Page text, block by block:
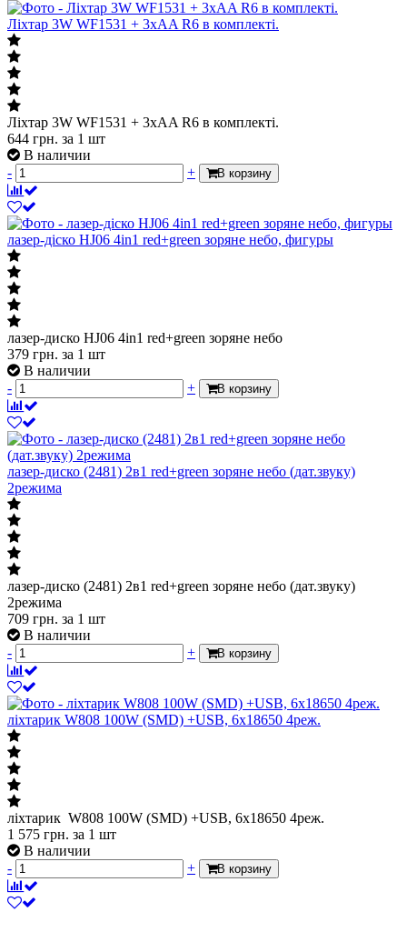
Ліхтар 3W WF1531 + 3xAA R6 в комплекті.
Ліхтар 3W WF1531 + 3xAA R6 в комплекті.
644 грн. за 1 шт
В наличии
-
+ В корзину
лазер-діско HJ06 4in1 red+green зоряне небо, фигуры
лазер-диско HJ06 4in1 red+green зоряне небо
379 грн. за 1 шт
В наличии
-
+ В корзину
лазер-диско (2481) 2в1 red+green зоряне небо (дат.звуку)
2режима
лазер-диско (2481) 2в1 red+green зоряне небо (дат.звуку)
2режима
709 грн. за 1 шт
В наличии
-
+ В корзину
ліхтарик W808 100W (SMD) +USB, 6x18650 4реж.
ліхтарик W808 100W (SMD) +USB, 6x18650 4реж.
1 575 грн. за 1 шт
В наличии
-
+ В корзину